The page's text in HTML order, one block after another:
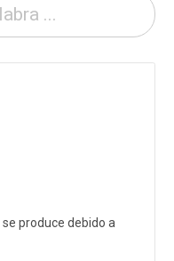
produce debido a